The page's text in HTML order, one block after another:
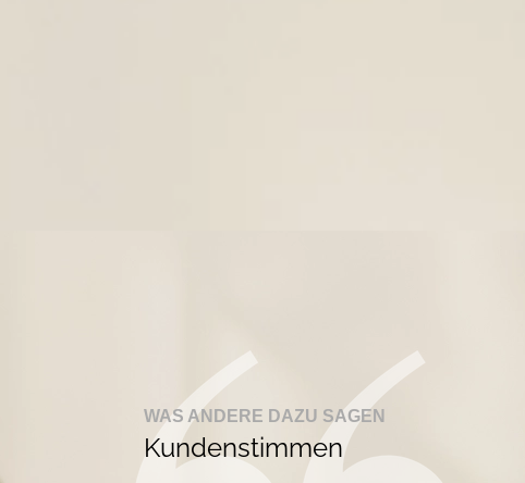
WAS ANDERE DAZU SAGEN
Kundenstimmen